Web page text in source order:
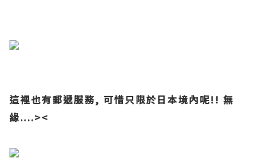
這裡也有郵遞服務, 可惜只限於日本境內呢!! 無
緣....><